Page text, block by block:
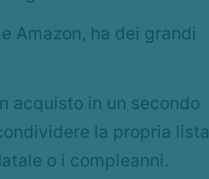
Amazon, ha dei grandi
acquisto in un secondo
la propria lista
o i compleanni.